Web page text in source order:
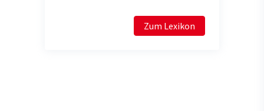
Zum Lexikon